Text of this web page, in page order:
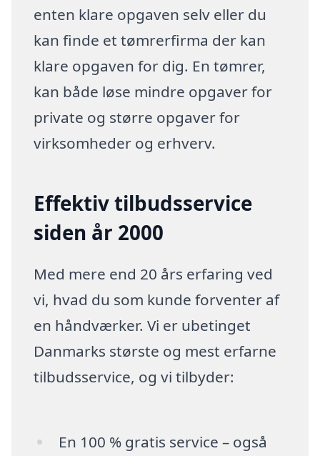
enten klare opgaven selv eller du
kan finde et tømrerfirma der kan
klare opgaven for dig. En tømrer,
kan både løse mindre opgaver for
private og større opgaver for
virksomheder og erhverv.
Effektiv tilbudsservice
siden år 2000
Med mere end 20 års erfaring ved
vi, hvad du som kunde forventer af
en håndværker. Vi er ubetinget
Danmarks største og mest erfarne
tilbudsservice, og vi tilbyder:
En 100 % gratis service – også